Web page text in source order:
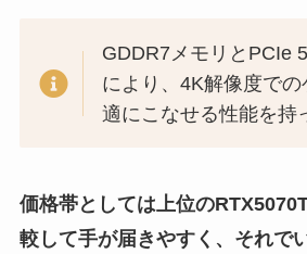
GDDR7メモリとPCIe
により、4K解像度で
適にこなせる性能を持
価格帯としては上位の
較して手が届きやすく、それで